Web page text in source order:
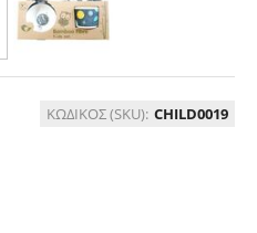
ΚΩΔΙΚΟΣ (SKU): CHILD0019